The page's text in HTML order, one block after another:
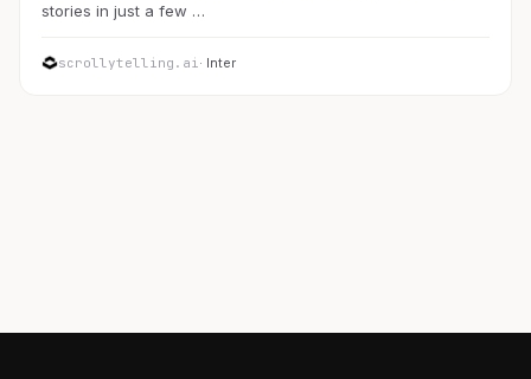
stories in just a few …
scrollytelling.ai· Inter